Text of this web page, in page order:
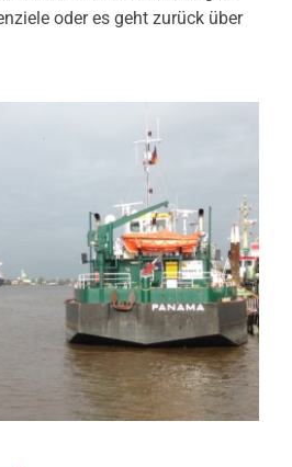
oder es geht zurück über